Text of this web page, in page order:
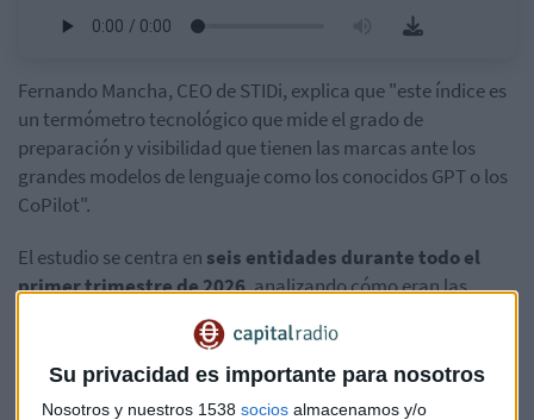
Su privacidad es importante para nosotros
Nosotros y nuestros 1538 socios almacenamos y/o
Fernando Mancha, CEO de STIDi, explica que "este índice es
un termómetro tecnológico que mide el grado de
preparación y visibilidad que tienen las marcas ante los
grandes modelos de lenguaje como los conocidos GPT o los
CoPilot".
El estudio se centra en seis entidades durante todo el
primer trimestre de 2026, analizando cómo eran las
respuestas que la IA daba a preguntas como:"¿Qué hipoteca
me conviene? Teniendo en cuenta que tengo menos de 25
años, una sola renta porque no estoy casado y cuento con
unos ingresos anuales de 28.000 euros".